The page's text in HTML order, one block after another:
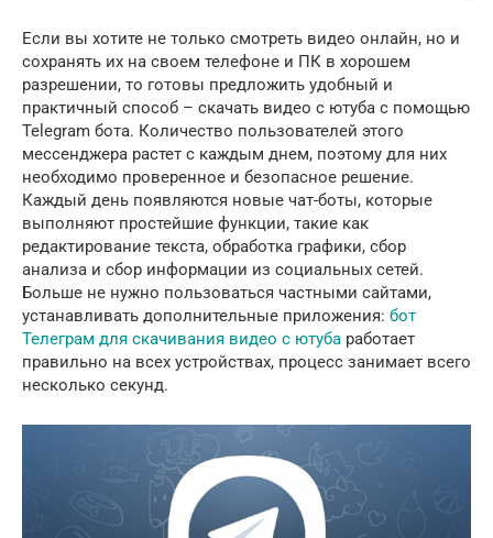
Если вы хотите не только смотреть видео онлайн, но и
сохранять их на своем телефоне и ПК в хорошем
разрешении, то готовы предложить удобный и
практичный способ – скачать видео с ютуба с помощью
Telegram бота. Количество пользователей этого
мессенджера растет с каждым днем, поэтому для них
необходимо проверенное и безопасное решение.
Каждый день появляются новые чат-боты, которые
выполняют простейшие функции, такие как
редактирование текста, обработка графики, сбор
анализа и сбор информации из социальных сетей.
Больше не нужно пользоваться частными сайтами,
устанавливать дополнительные приложения: бот
Телеграм для скачивания видео с ютуба работает
правильно на всех устройствах, процесс занимает всего
несколько секунд.